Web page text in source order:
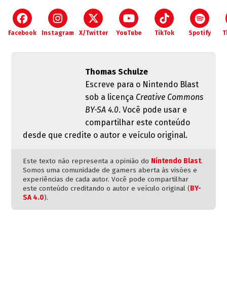
Facebook Instagram X/Twitter YouTube TikTok Spotify
Thomas Schulze
Escreve para o Nintendo Blast
sob a licença Creative Commons
BY-SA 4.0. Você pode usar e
compartilhar este conteúdo
desde que credite o autor e veículo original.
Este texto não representa a opinião do Nintendo Blast.
Somos uma comunidade de gamers aberta às visões e
experiências de cada autor. Você pode compartilhar
este conteúdo creditando o autor e veículo original (BY-
SA 4.0).